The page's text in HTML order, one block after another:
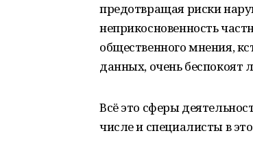
предотвращая риски
неприкосновенность
общественного мнения,
данных, очень беспокоят
Всё это сферы
числе и специалисты в